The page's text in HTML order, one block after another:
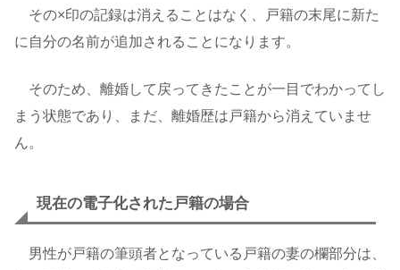
その×印の記録は消えることはなく、戸籍の末尾に新た
に自分の名前が追加されることになります。
そのため、離婚して戻ってきたことが一目でわかってし
まう状態であり、まだ、離婚歴は戸籍から消えていませ
ん。
現在の電子化された戸籍の場合
男性が戸籍の筆頭者となっている戸籍の妻の欄部分は、